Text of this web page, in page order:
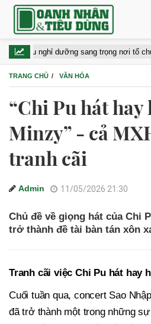
dưỡng sang trọng nơi tổ chức hôn lễ
TRANG CHỦ VĂN HÓA
“Chi Pu hát hay
Minzy” - cả
tranh cãi
Admin 11/05/2026 21:30
Chủ đề về giọng hát của Chi
trở thành đề tài bàn tán xôn
Tranh cãi việc Chi Pu hát hay
Cuối tuần qua, concert Sao
đã trở thành một trong những